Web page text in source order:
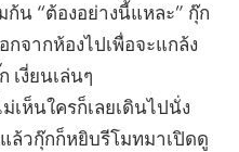
น “ต้องอย่างนี้แหละ” กุ๊ก
กจากห้องไปเพื่อจะแกล้ง
เงี่ยนเล่นๆ
เห็นใครก็เลยเดินไปนั่ง
ล้วกุ๊กก็หยิบรีโมทมาเปิดดู